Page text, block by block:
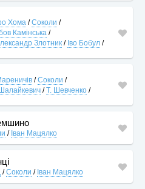
Хома /Соколи /
Камінська /
Злотник / Іво Бобул /
/Соколи /
/Т. Шевченко /
/ Іван Мацялко
/Соколи / Іван Мацялко